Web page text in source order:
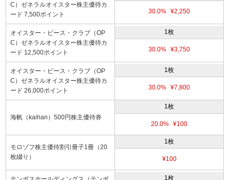
C）ゼネラルオイスター株主優待カ
ード 7,500ポイント
30.0% ¥2,250
オイスター・ピース・クラブ（OP
C）ゼネラルオイスター株主優待カ
ード 12,500ポイント
1枚
30.0% ¥3,750
オイスター・ピース・クラブ（OP
C）ゼネラルオイスター株主優待カ
ード 26,000ポイント
1枚
30.0% ¥7,800
海帆（kaihan）500円株主優待券
1枚
20.0% ¥100
モロゾフ株主優待割引冊子1冊（20
枚綴り）
1枚
¥100
1枚